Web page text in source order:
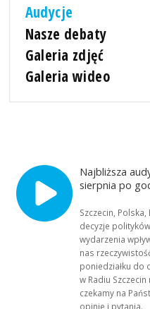
Audycje
Nasze debaty
Galeria zdjęć
Galeria wideo
Najbliższa
sierpnia po
Szczecin, Polska,
decyzje
wydarzenia
nas
poniedziałku do
w Radiu
czekamy na
opinie i pytania.